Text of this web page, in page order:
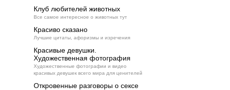
Клуб любителей животных
Все самое интересное о животных тут
Красиво сказано
Лучшие цитаты, афоризмы и изречения
Красивые девушки.
Художественная фотография
Художественные фотографии и видео
красивых девушек всего мира для ценителей
Откровенные разговоры о сексе